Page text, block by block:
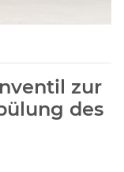
zur
des